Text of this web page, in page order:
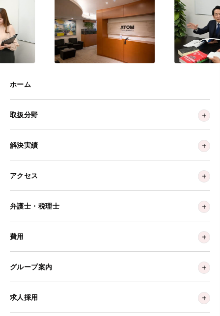
ホーム
取扱分野
解決実績
アクセス
弁護士・税理士
費用
グループ案内
求人採用